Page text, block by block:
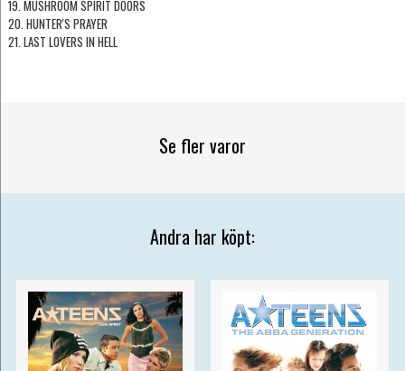
19. MUSHROOM SPIRIT DOORS
20. HUNTER'S PRAYER
21. LAST LOVERS IN HELL
Se fler varor
Andra har köpt: